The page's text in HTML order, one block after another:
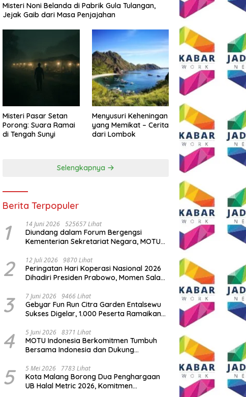
Misteri Noni Belanda di Pabrik Gula Tulangan,
Jejak Gaib dari Masa Penjajahan
Misteri Pasar Setan
Porong: Suara Ramai
di Tengah Sunyi
Menyusuri Keheningan
yang Memikat – Cerita
dari Lombok
Selengkapnya
Berita Terpopuler
1 14 Juni 2026 525657 Lihat
Diundang dalam Forum Bergengsi
Kementerian Sekretariat Negara, MOTU
Indonesia
2 12 Juli 2026 9870 Lihat
Peringatan Hari Koperasi Nasional 2026
Dihadiri Presiden Prabowo, Momen Salam
3 7 Juni 2026 9466 Lihat
Gebyar Fun Run Citra Garden Entalsewu
Sukses Digelar, 1.000 Peserta Ramaikan
4 5 Juni 2026 8371 Lihat
MOTU Indonesia Berkomitmen Tumbuh
Bersama Indonesia dan Dukung
5 5 Mei 2026 7783 Lihat
Kota Malang Borong Dua Penghargaan
UB Halal Metric 2026, Komitmen